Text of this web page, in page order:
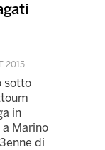
2015
sotto
in
Marino
di